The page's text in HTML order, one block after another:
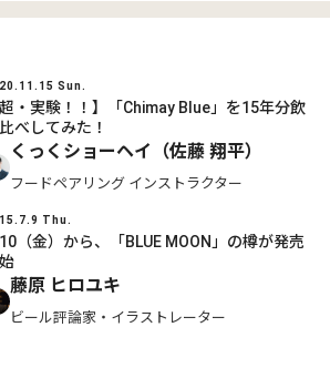
Sun.
超・実験！！】「Chimay Blue」を15年分飲
べしてみた！
くっくショーヘイ（佐藤 翔平）
フードペアリング インストラクター
Thu.
（金）から、「BLUE MOON」の樽が発売
藤原 ヒロユキ
ビール評論家・イラストレーター